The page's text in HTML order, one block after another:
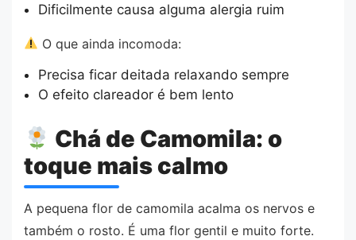
Dificilmente causa alguma alergia ruim
O que ainda incomoda:
Precisa ficar deitada relaxando sempre
O efeito clareador é bem lento
Chá de Camomila: o
toque mais calmo
A pequena flor de camomila acalma os nervos e
também o rosto. É uma flor gentil e muito forte.